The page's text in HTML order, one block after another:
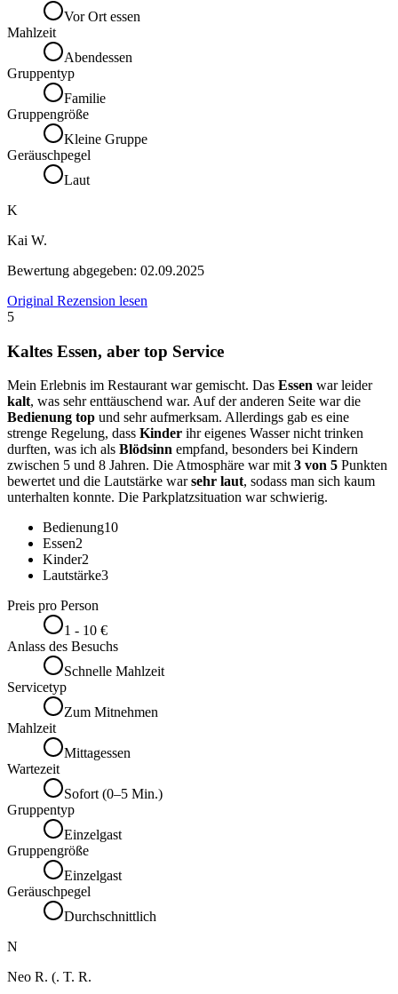
Vor Ort essen
Mahlzeit
Abendessen
Gruppentyp
Familie
Gruppengröße
Kleine Gruppe
Geräuschpegel
Laut
K
Kai W.
Bewertung abgegeben: 02.09.2025
Original Rezension lesen
5
Kaltes Essen, aber top Service
Mein Erlebnis im Restaurant war gemischt. Das Essen war leider
kalt, was sehr enttäuschend war. Auf der anderen Seite war die
Bedienung top und sehr aufmerksam. Allerdings gab es eine
strenge Regelung, dass Kinder ihr eigenes Wasser nicht trinken
durften, was ich als Blödsinn empfand, besonders bei Kindern
zwischen 5 und 8 Jahren. Die Atmosphäre war mit 3 von 5 Punkten
bewertet und die Lautstärke warsehr laut, sodass man sich kaum
unterhalten konnte. Die Parkplatzsituation war schwierig.
Bedienung10
Essen2
Kinder2
Lautstärke3
Preis pro Person
1 - 10 €
Anlass des Besuchs
Schnelle Mahlzeit
Servicetyp
Zum Mitnehmen
Mahlzeit
Mittagessen
Wartezeit
Sofort (0–5 Min.)
Gruppentyp
Einzelgast
Gruppengröße
Einzelgast
Geräuschpegel
Durchschnittlich
N
Neo R. (. T. R.